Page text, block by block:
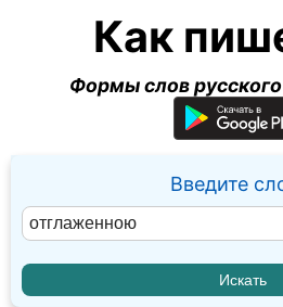
Как
Формы слов
Введите